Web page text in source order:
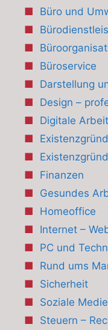
Büro und
Büroservice
Darstellung
Design –
Digitale
Finanzen
Gesundes
Homeoffice
Internet –
PC und
Rund ums
Sicherheit
Soziale
Steuern –